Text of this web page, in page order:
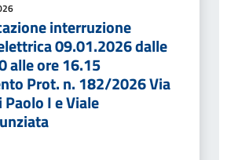
interruzione
09.01.2026 dalle
alle ore 16.15
Prot. n. 182/2026 Via
I e Viale